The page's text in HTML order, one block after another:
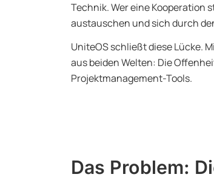
Technik. Wer eine Kooperation
austauschen und sich durch
UniteOS schließt diese Lücke.
aus beiden Welten: Die
Projektmanagement-Tools.
Das Problem: